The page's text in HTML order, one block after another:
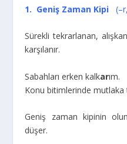
1. Geniş Zaman Kipi
Sürekli tekrarlanan,
karşılanır.
Sabahları erken kalkarım.
Konu bitimlerinde
Geniş zaman kipinin
düşer.